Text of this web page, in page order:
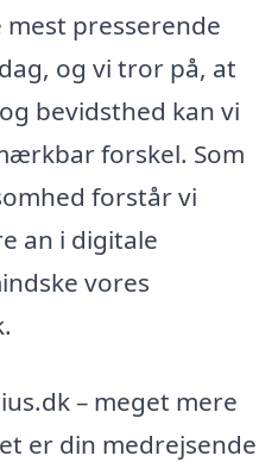
mest presserende
og vi tror på, at
bevidsthed kan vi
forskel. Som
forstår vi
an i digitale
vores
– meget mere
er din medrejsende